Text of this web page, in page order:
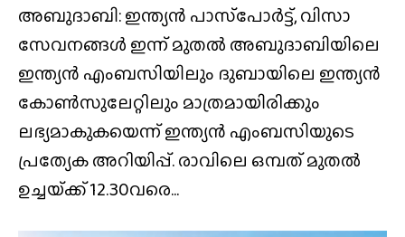
അബുദാബി: ഇന്ത്യൻ പാസ്‌പോർട്ട്, വിസാ
സേവനങ്ങൾ ഇന്ന് മുതൽ അബുദാബിയിലെ
ഇന്ത്യൻ എംബസിയിലും ദുബായിലെ ഇന്ത്യൻ
കോൺസുലേറ്റിലും മാത്രമായിരിക്കും
ലഭ്യമാകുകയെന്ന് ഇന്ത്യൻ എംബസിയുടെ
പ്രത്യേക അറിയിപ്പ്. രാവിലെ ഒമ്പത് മുതൽ
ഉച്ചയ്‌ക്ക് 12.30വരെ...